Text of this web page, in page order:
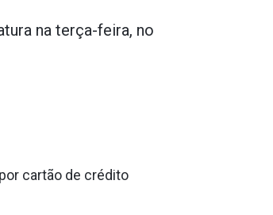
na terça-feira, no
cartão de crédito